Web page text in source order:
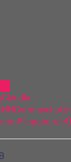
Claudia
Pflegeberufe